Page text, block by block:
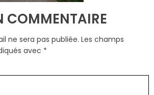
COMMENTAIRE
ne sera pas publiée. Les champs
avec *